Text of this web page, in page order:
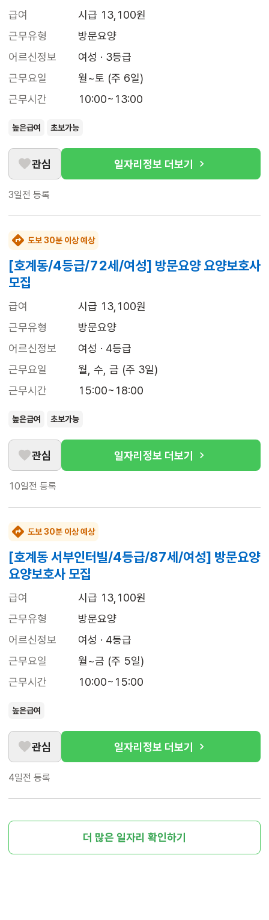
급여
시급 13,100원
근무유형
방문요양
어르신정보
여성 · 3등급
근무요일
월~토 (주 6일)
근무시간
10:00~13:00
높은급여 초보가능
관심 일자리정보 더보기
3일전 등록
도보 30분 이상 예상
[호계동/4등급/72세/여성] 방문요양 요양보호사
모집
급여
시급 13,100원
근무유형
방문요양
어르신정보
여성 · 4등급
근무요일
월, 수, 금 (주 3일)
근무시간
15:00~18:00
높은급여 초보가능
관심 일자리정보 더보기
10일전 등록
도보 30분 이상 예상
[호계동 서부인터빌/4등급/87세/여성] 방문요양
요양보호사 모집
급여
시급 13,100원
근무유형
방문요양
어르신정보
여성 · 4등급
근무요일
월~금 (주 5일)
근무시간
10:00~15:00
높은급여
관심 일자리정보 더보기
4일전 등록
더 많은 일자리 확인하기